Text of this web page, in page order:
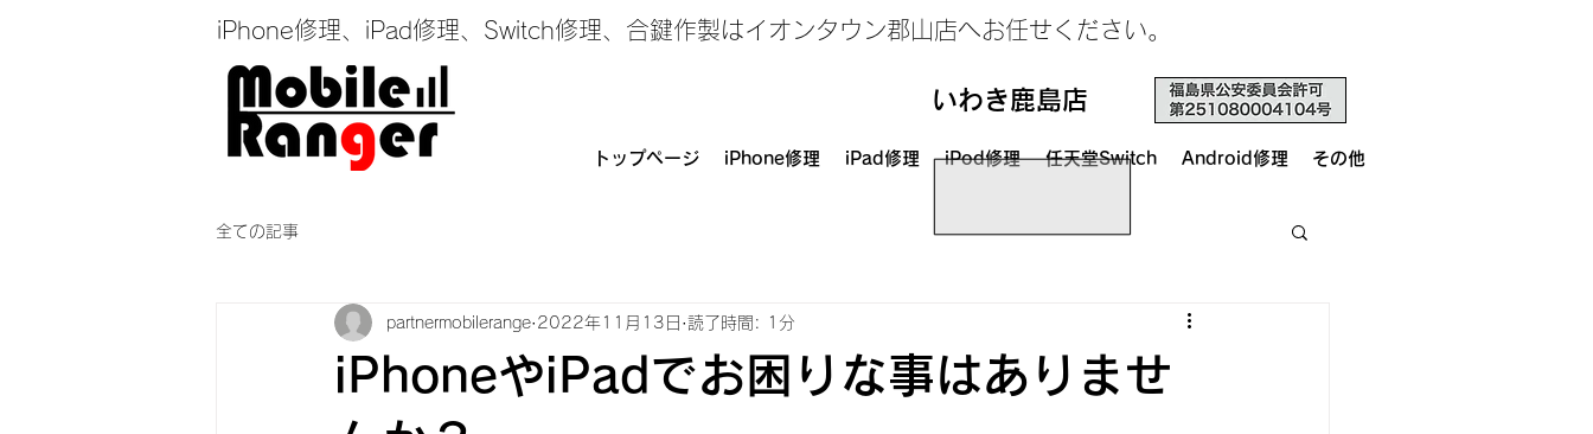
全ての記事
iPhoneやiPadでお困りな事はありませ
partnermobilerange 2022年11月13日 読了時間: 1分
iPhone修理、iPad修理、Switch修理、合鍵作製はイオンタウン郡山店へお任せください。
トップページ iPhone修理 iPad修理 iPod修理 任天堂Switch Android修理 その他
いわき鹿島店